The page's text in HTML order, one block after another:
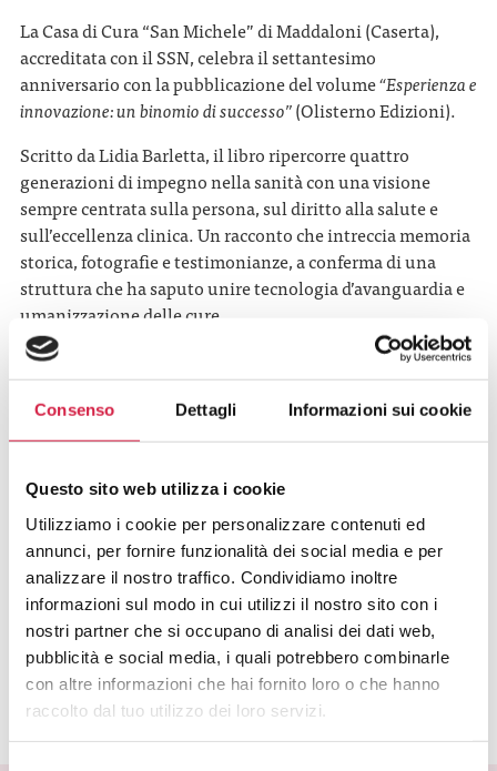
Consenso Dettagli Informazioni sui cookie
Questo sito web utilizza i cookie
Utilizziamo i cookie per personalizzare contenuti ed
annunci, per fornire funzionalità dei social media e per
analizzare il nostro traffico. Condividiamo inoltre
informazioni sul modo in cui utilizzi il nostro sito con i
nostri partner che si occupano di analisi dei dati web,
pubblicità e social media, i quali potrebbero combinarle
con altre informazioni che hai fornito loro o che hanno
raccolto dal tuo utilizzo dei loro servizi.
La Casa di Cura “San Michele” di Maddaloni (Caserta),
accreditata con il SSN, celebra il settantesimo
anniversario con la pubblicazione del volume“Esperienza e
innovazione: un binomio di successo”(Olisterno Edizioni).
Scritto da Lidia Barletta, il libro ripercorre quattro
generazioni di impegno nella sanità con una visione
sempre centrata sulla persona, sul diritto alla salute e
sull’eccellenza clinica. Un racconto che intreccia memoria
storica, fotografie e testimonianze, a conferma di una
struttura che ha saputo unire tecnologia d’avanguardia e
umanizzazione delle cure.
SCARICA IL COMUNICATO STAMPA